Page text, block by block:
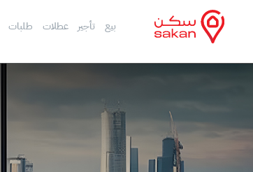
بيع تأجير عطلات طلبات